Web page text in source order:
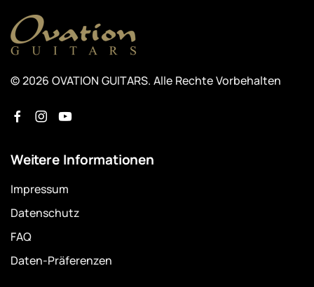
© 2026 OVATION GUITARS. Alle Rechte Vorbehalten
Weitere Informationen
Impressum
Datenschutz
FAQ
Daten-Präferenzen